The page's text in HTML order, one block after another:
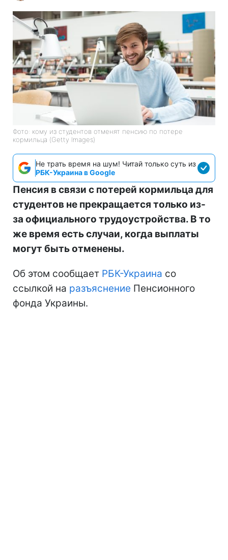
Фото: кому из студентов отменят пенсию по потере
кормильца (Getty Imagеs)
Не трать время на шум! Читай только суть из
РБК-Украина в Google
Пенсия в связи с потерей кормильца для
студентов не прекращается только из-
за официального трудоустройства. В то
же время есть случаи, когда выплаты
могут быть отменены.
Об этом сообщает РБК-Украина со
ссылкой на разъяснение Пенсионного
фонда Украины.